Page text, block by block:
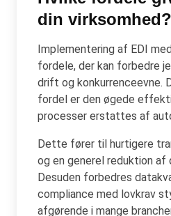
din virksomhed?
Implementering af EDI
fordele, der kan forbedre
drift og konkurrenceevne.
fordel er den øgede
processer erstattes af
Dette fører til hurtigere
og en generel reduktion af
Desuden forbedres
compliance med lovkrav
afgørende i mange